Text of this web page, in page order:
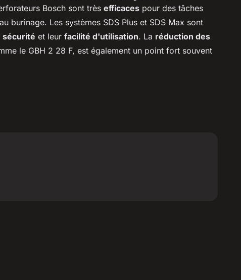
Bosch sont très efficaces pour des tâches
burinage. Les systèmes SDS Plus et SDS Max sont
sécurité et leur facilité d'utilisation. La réduction des
le GBH 2 28 F, est également un point fort souvent